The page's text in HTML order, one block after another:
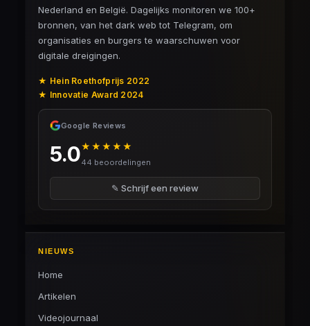
Nederland en België. Dagelijks monitoren we 100+
bronnen, van het dark web tot Telegram, om
organisaties en burgers te waarschuwen voor
digitale dreigingen.
★ Hein Roethofprijs 2022
★ Innovatie Award 2024
Google Reviews
5.0★★★★★
44 beoordelingen
✎ Schrijf een review
NIEUWS
Home
Artikelen
Videojournaal